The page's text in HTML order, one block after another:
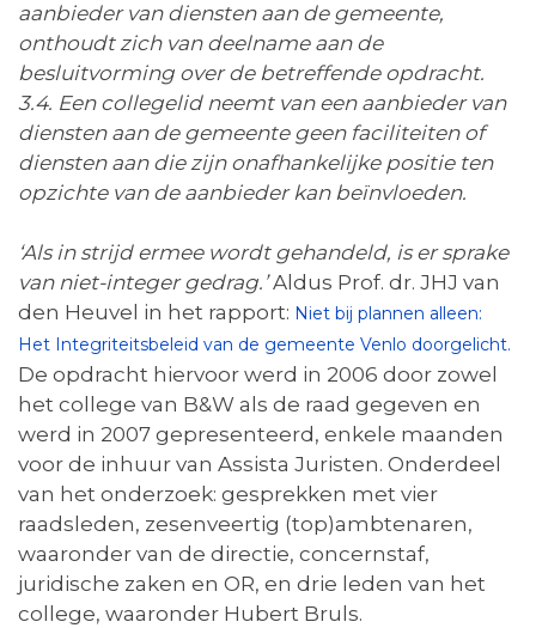
aanbieder van diensten aan de gemeente,
onthoudt zich van deelname aan de
besluitvorming over de betreffende opdracht.
3.4. Een collegelid neemt van een aanbieder van
diensten aan de gemeente geen faciliteiten of
diensten aan die zijn onafhankelijke positie ten
opzichte van de aanbieder kan beïnvloeden.
‘Als in strijd ermee wordt gehandeld, is er sprake
van niet-integer gedrag.’Aldus Prof. dr. JHJ van
den Heuvel in het rapport: Niet bij plannen alleen:
Het Integriteitsbeleid van de gemeente Venlo doorgelicht.
De opdracht hiervoor werd in 2006 door zowel
het college van B&W als de raad gegeven en
werd in 2007 gepresenteerd, enkele maanden
voor de inhuur van Assista Juristen. Onderdeel
van het onderzoek: gesprekken met vier
raadsleden, zesenveertig (top)ambtenaren,
waaronder van de directie, concernstaf,
juridische zaken en OR, en drie leden van het
college, waaronder Hubert Bruls.